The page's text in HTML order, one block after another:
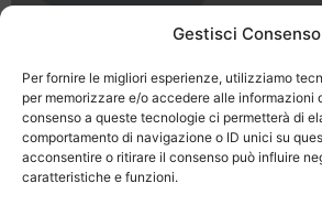
Gestisci Consenso
Per fornire le migliori esperienze, utilizziamo
per memorizzare e/o accedere alle informazioni
consenso a queste tecnologie ci permetterà di
comportamento di navigazione o ID unici su
acconsentire o ritirare il consenso può influire
caratteristiche e funzioni.
Vacanze in montagna
a Obereggen